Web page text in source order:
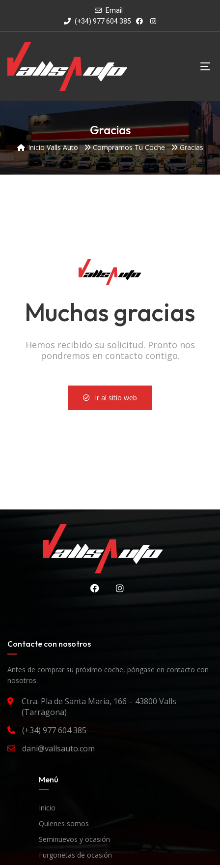
Email
(+34) 977 604 385
Gracias
Inicio Valls Auto Compramos Tu Coche Gracias
Muchas gracias
Hemos recibido su solicitud. Pronto nos
pondremos en contacto contigo.
Ir al sitio web
Contacte con nosotros
Antes de comprar su próximo coche, póngase en contacto con
nosotros.
Ctra. Pla de Santa Maria, 166 – 43800 Valls
(Tarragona)
(+34) 977 604 385
dani@vallsauto.com
Menú
Inicio
Quienes somos
Seminuevos y ocasión
Furgonetas de ocasión